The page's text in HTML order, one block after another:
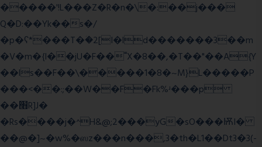
�����'!L���Z�R�n�\�:��j���
Q�D:��Yk��s�/
�p�ʕ*���T�ؘ�2[I�ld�������3��m
�V�m�{I��jU�F��˭X�8��,�T��"��A{Y
��ls��F��\�����1�8�~M}L�����P
���<��:;��W��F�Fk%ʴ���p
��׫R]J�
�Rs����j�^H&@;2���yG�sO���ѬI�
��@�]~�w%�ஸz���n���,3�th�L1��Dt3�3(-